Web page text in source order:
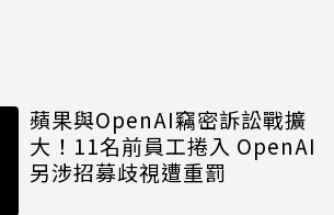
蘋果與OpenAI竊密訴訟戰擴
大！11名前員工捲入 OpenAI
另涉招募歧視遭重罰